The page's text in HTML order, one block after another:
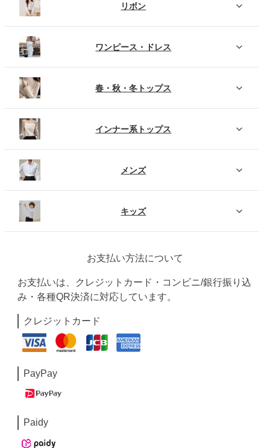
リボン
ワンピース・ドレス
春・秋・冬トップス
インナー系トップス
メンズ
キッズ
お支払い方法について
お支払いは、クレジットカード・コンビニ/銀行振り込
み・各種QR決済に対応しています。
クレジットカード
PayPay
Paidy